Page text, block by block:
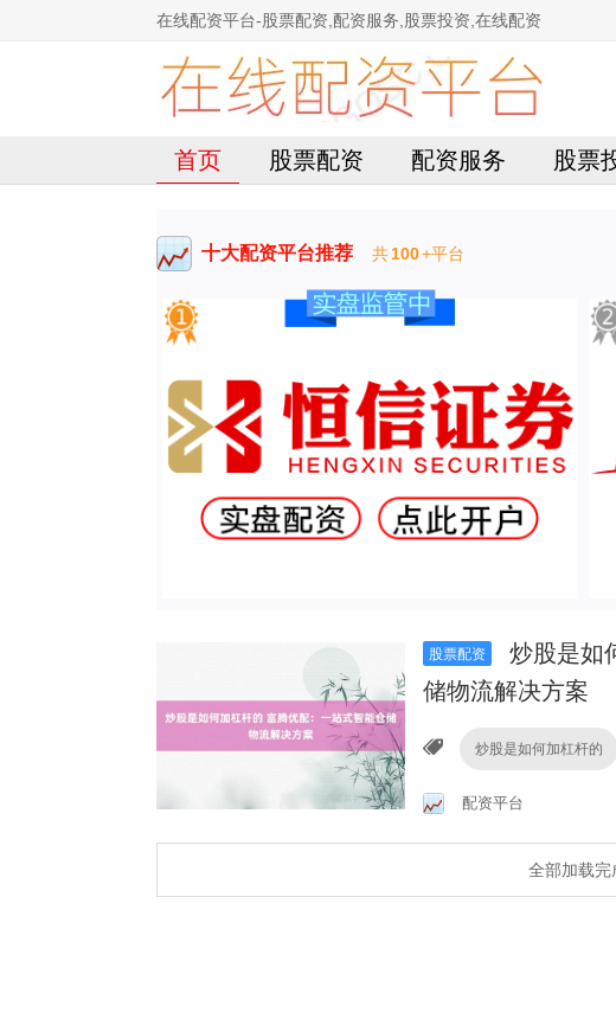
在线配资平台-股票配资,配资服务,股票投资,在线配资
首页 股票配资 配资服务 股票
十大配资平台推荐 共100+平台
股票配资
炒股是如
储物流解决方案
炒股是如何加杠杆的
配资平台
全部加载完